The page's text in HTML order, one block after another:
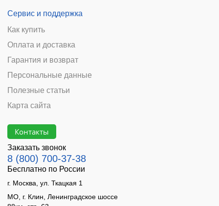
Сервис и поддержка
Как купить
Оплата и доставка
Гарантия и возврат
Персональные данные
Полезные статьи
Карта сайта
Контакты
Заказать звонок
8 (800) 700-37-38
Бесплатно по России
г. Москва, ул. Ткацкая 1
МО, г. Клин, Ленинградское шоссе